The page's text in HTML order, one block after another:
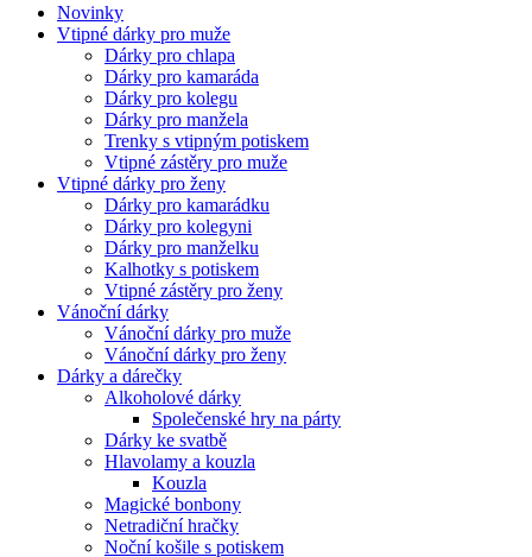
Novinky
Vtipné dárky pro muže
Dárky pro chlapa
Dárky pro kamaráda
Dárky pro kolegu
Dárky pro manžela
Trenky s vtipným potiskem
Vtipné zástěry pro muže
Vtipné dárky pro ženy
Dárky pro kamarádku
Dárky pro kolegyni
Dárky pro manželku
Kalhotky s potiskem
Vtipné zástěry pro ženy
Vánoční dárky
Vánoční dárky pro muže
Vánoční dárky pro ženy
Dárky a dárečky
Alkoholové dárky
Společenské hry na párty
Dárky ke svatbě
Hlavolamy a kouzla
Kouzla
Magické bonbony
Netradiční hračky
Noční košile s potiskem